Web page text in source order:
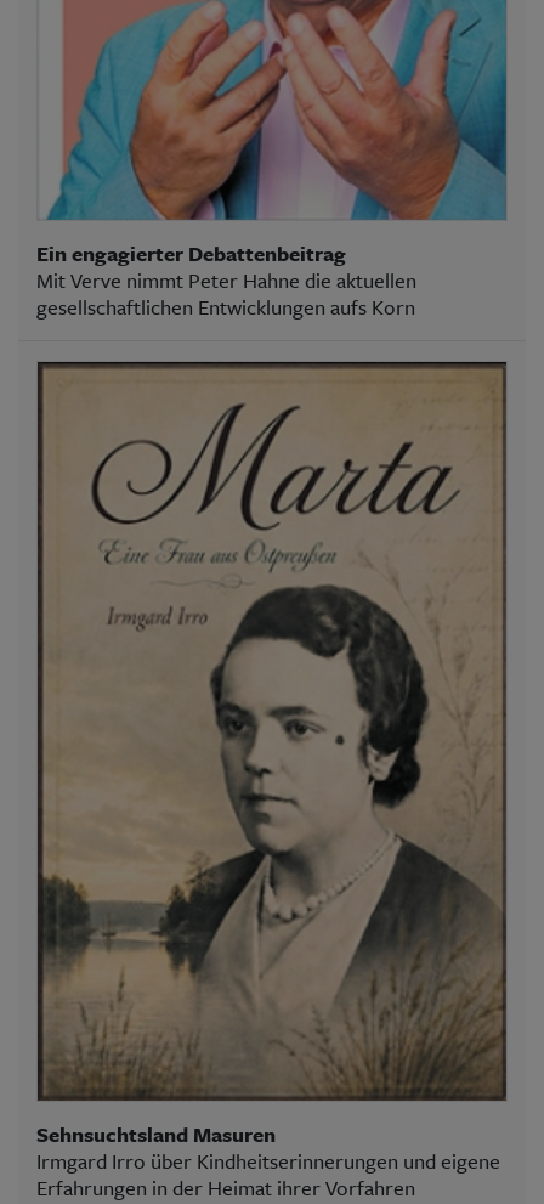
Ein engagierter Debattenbeitrag
Mit Verve nimmt Peter Hahne die aktuellen
gesellschaftlichen Entwicklungen aufs Korn
Sehnsuchtsland Masuren
Irmgard Irro über Kindheitserinnerungen und eigene
Erfahrungen in der Heimat ihrer Vorfahren